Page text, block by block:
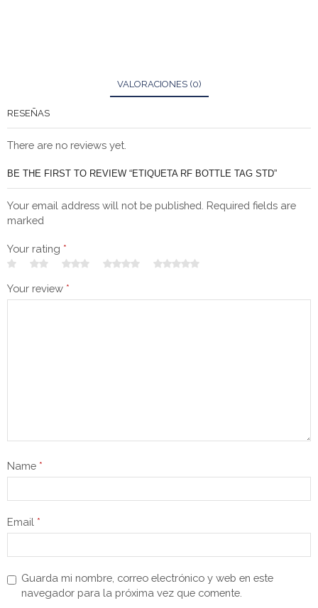
VALORACIONES (0)
RESEÑAS
There are no reviews yet.
BE THE FIRST TO REVIEW “ETIQUETA RF BOTTLE TAG STD”
Your email address will not be published. Required fields are
marked
Your rating *
Your review *
Name *
Email *
Guarda mi nombre, correo electrónico y web en este
navegador para la próxima vez que comente.